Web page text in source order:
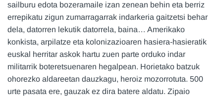
sailburu edota bozeramaile izan zenean behin eta berriz
errepikatu zigun zumarragarrak indarkeria gaitzetsi behar
dela, datorren lekutik datorrela, baina… Amerikako
konkista, arpilatze eta kolonizazioaren hasiera-hasieratik
euskal herritar askok hartu zuen parte orduko indar
militarrik boteretsuenaren hegalpean. Horietako batzuk
ohorezko aldareetan dauzkagu, heroiz mozorrotuta. 500
urte pasata ere, gauzak ez dira batere aldatu. Zipaio